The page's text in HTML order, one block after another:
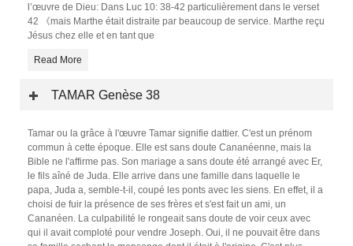
l’œuvre de Dieu: Dans Luc 10: 38-42 particulièrement dans le verset
42 《mais Marthe était distraite par beaucoup de service. Marthe reçu
Jésus chez elle et en tant que
Read More
TAMAR Genèse 38
Tamar ou la grâce à l'œuvre Tamar signifie dattier. C'est un prénom
commun à cette époque. Elle est sans doute Cananéenne, mais la
Bible ne l'affirme pas. Son mariage a sans doute été arrangé avec Er,
le fils aîné de Juda. Elle arrive dans une famille dans laquelle le
papa, Juda a, semble-t-il, coupé les ponts avec les siens. En effet, il a
choisi de fuir la présence de ses frères et s'est fait un ami, un
Cananéen. La culpabilité le rongeait sans doute de voir ceux avec
qui il avait comploté pour vendre Joseph. Oui, il ne pouvait être dans